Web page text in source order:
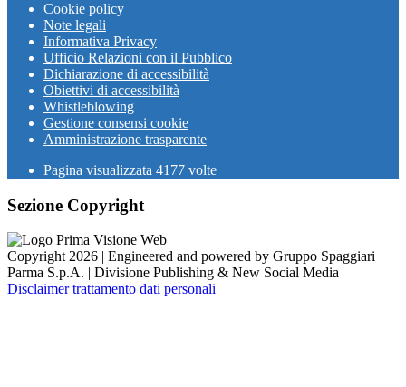
Cookie policy
Note legali
Informativa Privacy
Ufficio Relazioni con il Pubblico
Dichiarazione di accessibilità
Obiettivi di accessibilità
Whistleblowing
Gestione consensi cookie
Amministrazione trasparente
Pagina visualizzata 4177 volte
Sezione Copyright
Copyright 2026 | Engineered and powered by Gruppo Spaggiari
Parma S.p.A. | Divisione Publishing & New Social Media
Disclaimer trattamento dati personali